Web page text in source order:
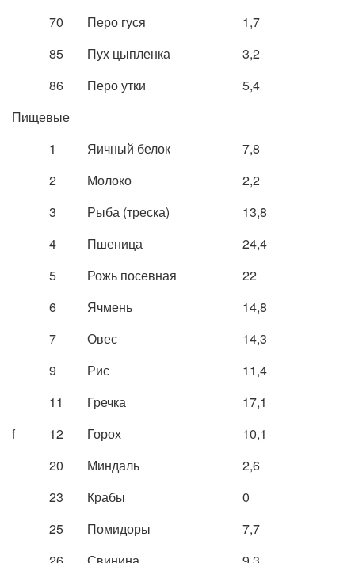
70
Перо гуся
1,7
85
Пух цыпленка
3,2
86
Перо утки
5,4
Пищевые
f
1 Яичный белок
7,8
2
Молоко
2,2
3
Рыба (треска)
13,8
4
Пшеница
24,4
5
Рожь посевная
22
6
Ячмень
14,8
7
Овес
14,3
9
Рис
11,4
11
Гречка
17,1
12
Горох
10,1
20
Миндаль
2,6
23
Крабы
0
25
Помидоры
7,7